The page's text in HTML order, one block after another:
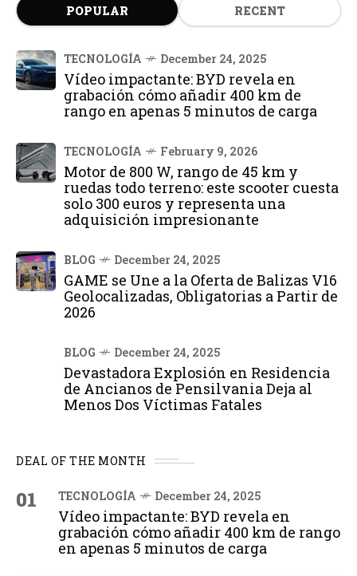
POPULAR RECENT
TECNOLOGÍA December 24, 2025
Vídeo impactante: BYD revela en
grabación cómo añadir 400 km de
rango en apenas 5 minutos de carga
TECNOLOGÍA February 9, 2026
Motor de 800 W, rango de 45 km y
ruedas todo terreno: este scooter cuesta
solo 300 euros y representa una
adquisición impresionante
BLOG December 24, 2025
GAME se Une a la Oferta de Balizas V16
Geolocalizadas, Obligatorias a Partir de
2026
BLOG December 24, 2025
Devastadora Explosión en Residencia
de Ancianos de Pensilvania Deja al
Menos Dos Víctimas Fatales
DEAL OF THE MONTH
01 TECNOLOGÍA December 24, 2025
Vídeo impactante: BYD revela en
grabación cómo añadir 400 km de rango
en apenas 5 minutos de carga